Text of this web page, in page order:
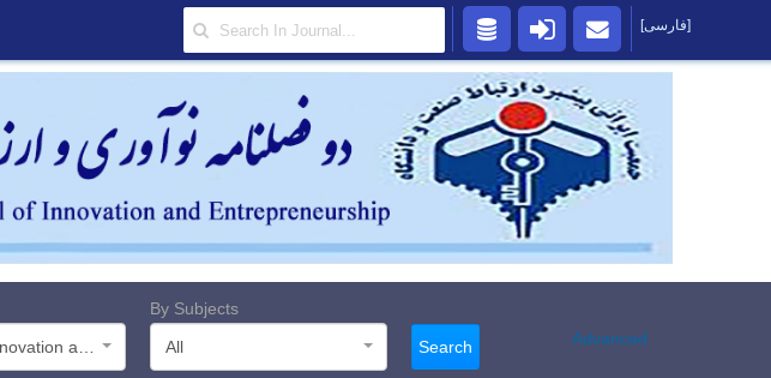
By Subjects
All
Search Advanced
[فارسی]